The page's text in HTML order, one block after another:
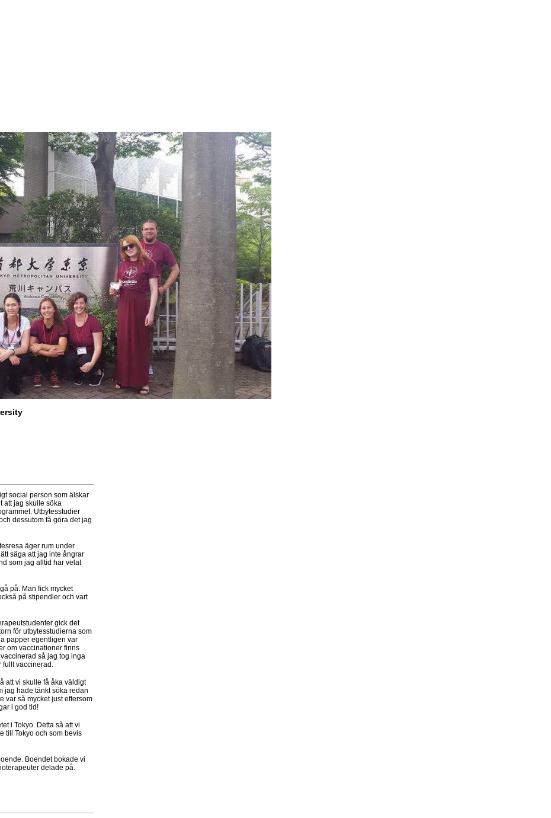
social person som älskar
att jag skulle söka
Utbytesstudier
dessutom få göra det jag
äger rum under
säga att jag inte ångrar
som jag alltid har velat
på. Man fick mycket
på stipendier och vart
gick det
för utbytesstudierna som
papper egentligen var
om vaccinationer finns
så jag tog inga
vaccinerad.
att vi skulle få åka väldigt
jag hade tänkt söka redan
var så mycket just eftersom
i god tid!
i Tokyo. Detta så att vi
till Tokyo och som bevis
Boendet bokade vi
delade på.